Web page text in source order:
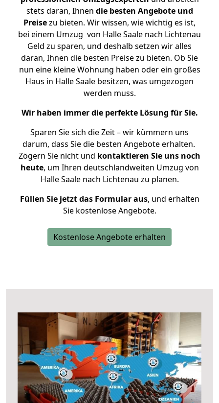
stets daran, Ihnen die besten Angebote und
Preisezu bieten. Wir wissen, wie wichtig es ist,
bei einem Umzug von Halle Saale nach Lichtenau
Geld zu sparen, und deshalb setzen wir alles
daran, Ihnen die besten Preise zu bieten. Ob Sie
nun eine kleine Wohnung haben oder ein großes
Haus in Halle Saale besitzen, was umgezogen
werden muss.
Wir haben immer die perfekte Lösung für Sie.
Sparen Sie sich die Zeit – wir kümmern uns
darum, dass Sie die besten Angebote erhalten.
Zögern Sie nicht und kontaktieren Sie uns noch
heute, um Ihren deutschlandweiten Umzug von
Halle Saale nach Lichtenau zu planen.
Füllen Sie jetzt das Formular aus, und erhalten
Sie kostenlose Angebote.
Kostenlose Angebote erhalten